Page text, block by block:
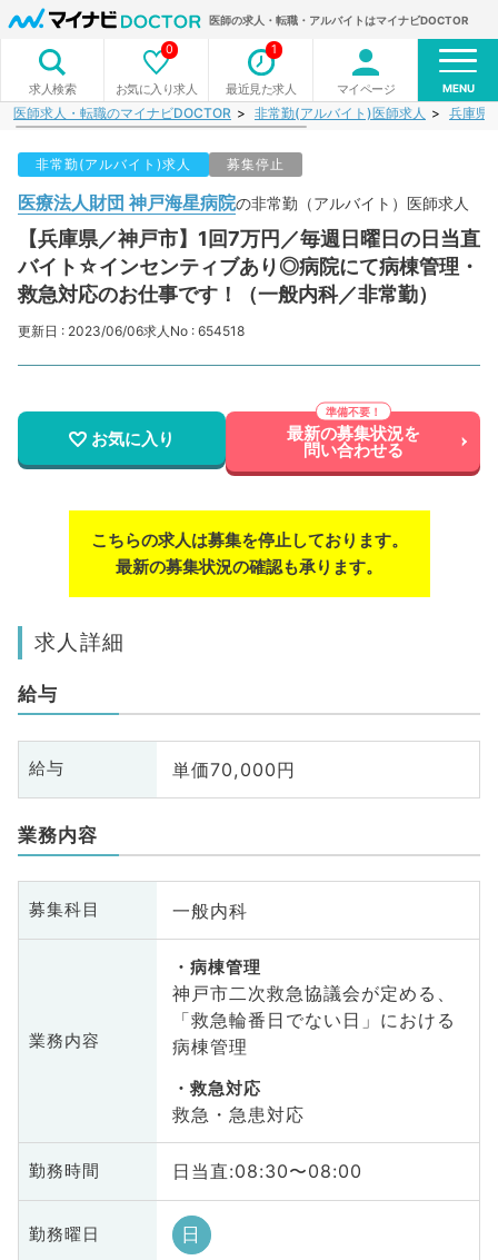
医師の求人・転職・アルバイトはマイナビDOCTOR
求人検索 お気に入り求人
0
最近見た求人
1
マイページ MENU
医師求人・転職のマイナビDOCTOR 非常勤(アルバイト)医師求人 兵庫県
非常勤(アルバイト)求人 募集停止
医療法人財団 神戸海星病院の非常勤（アルバイト）医師求人
【兵庫県／神戸市】1回7万円／毎週日曜日の日当直
バイト☆インセンティブあり◎病院にて病棟管理・
救急対応のお仕事です！（一般内科／非常勤）
更新日 : 2023/06/06求人No : 654518
お気に入り 最新の募集状況を
問い合わせる
こちらの求人は募集を停止しております。
最新の募集状況の確認も承ります。
求人詳細
給与
給与 単価70,000円
業務内容
募集科目 一般内科
業務内容
病棟管理
神戸市二次救急協議会が定める、
「救急輪番日でない日」における
病棟管理
救急対応
救急・急患対応
勤務時間 日当直:08:30〜08:00
勤務曜日 日